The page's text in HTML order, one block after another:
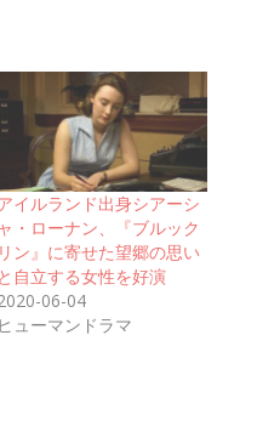
イルランド出身シアーシ
ャ・ローナン、『ブルック
リン』に寄せた望郷の思い
と自立する女性を好演
06-04
ヒューマンドラマ